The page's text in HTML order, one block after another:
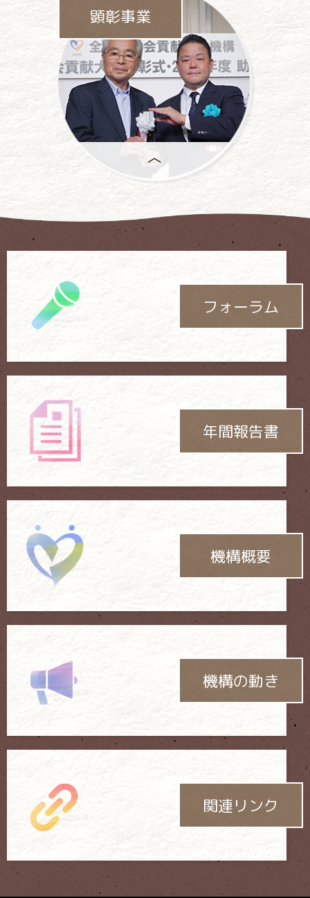
パチスロ業界をあげて
取り組んでいます。
顕彰事業
もっとも優れた活動には、
「社会貢献大賞」が
フォーラム
年間報告書
機構概要
機構の動き
関連リンク